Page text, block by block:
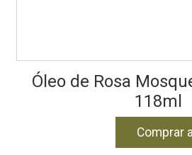
Óleo de Rosa
118ml
Comprar